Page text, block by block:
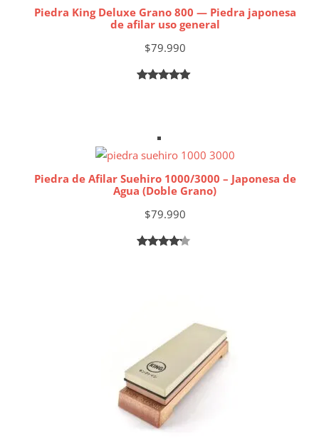
Piedra King Deluxe Grano 800 — Piedra japonesa
de afilar uso general
$79.990
basado en
puntuaciones
clientes
Piedra de Afilar Suehiro 1000/3000 – Japonesa de
Agua (Doble Grano)
$79.990
puntuación
de
cliente